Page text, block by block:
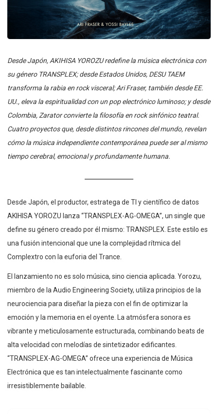
Desde Japón, AKIHISA YOROZU redefine la música electrónica con
su género TRANSPLEX; desde Estados Unidos, DESU TAEM
transforma la rabia en rock visceral; Ari Fraser, también desde EE.
UU., eleva la espiritualidad con un pop electrónico luminoso; y desde
Colombia, Zarator convierte la filosofía en rock sinfónico teatral.
Cuatro proyectos que, desde distintos rincones del mundo, revelan
cómo la música independiente contemporánea puede ser al mismo
tiempo cerebral, emocional y profundamente humana.
Desde Japón, el productor, estratega de TI y científico de datos
AKIHISA YOROZU lanza “TRANSPLEX-AG-OMEGA”, un single que
define su género creado por él mismo: TRANSPLEX. Este estilo es
una fusión intencional que une la complejidad rítmica del
Complextro con la euforia del Trance.
El lanzamiento no es solo música, sino ciencia aplicada. Yorozu,
miembro de la Audio Engineering Society, utiliza principios de la
neurociencia para diseñar la pieza con el fin de optimizar la
emoción y la memoria en el oyente. La atmósfera sonora es
vibrante y meticulosamente estructurada, combinando beats de
alta velocidad con melodías de sintetizador edificantes.
“TRANSPLEX-AG-OMEGA” ofrece una experiencia de Música
Electrónica que es tan intelectualmente fascinante como
irresistiblemente bailable.